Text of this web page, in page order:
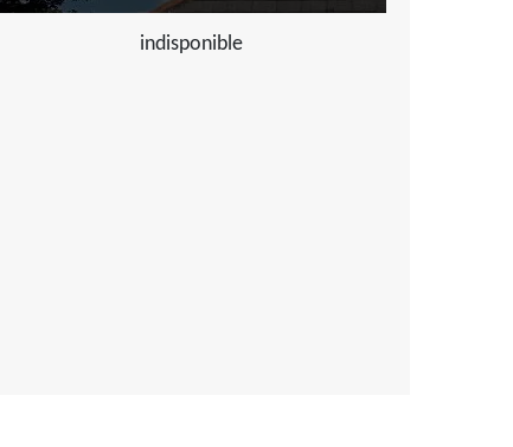
indisponible